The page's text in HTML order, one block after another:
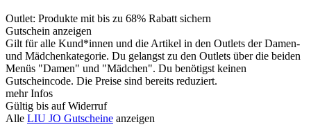
Outlet: Produkte mit bis zu 68% Rabatt sichern
Gutschein anzeigen
Gilt für alle Kund*innen und die Artikel in den Outlets der Damen-
und Mädchenkategorie. Du gelangst zu den Outlets über die beiden
Menüs "Damen" und "Mädchen". Du benötigst keinen
Gutscheincode. Die Preise sind bereits reduziert.
mehr Infos
Gültig bis auf Widerruf
Alle LIU JO Gutscheine anzeigen